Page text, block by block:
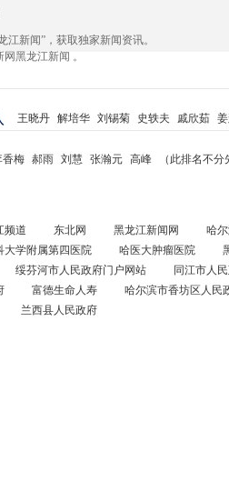
江新闻”，获取独家新闻资讯。
黑龙江新闻 。
王晓丹 解培华 刘锡菊 史轶夫 戚欣茹
香梅 郝雨 刘慧 张瀚元 高峰 （此排名不分
频道 东北网 黑龙江新闻网
哈
大学附属第四医院 哈医大肿瘤医院
绥芬河市人民政府门户网站
同江市人
富德生命人寿
哈尔滨市香坊区人民
兰西县人民政府